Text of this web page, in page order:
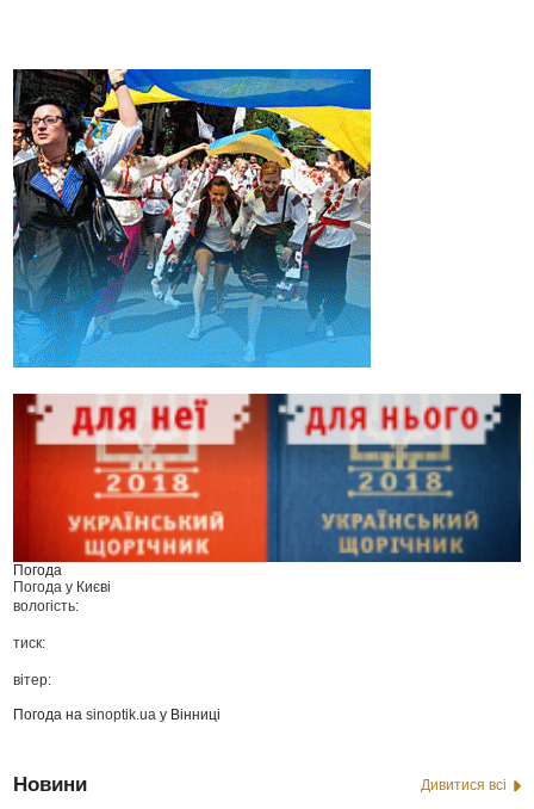
Погода
Погода у Києві
вологість:
тиск:
вітер:
Погода наsinoptik.ua у Вінниці
Новини Дивитися всі